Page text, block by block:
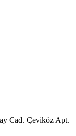
Cad. Çeviköz Apt.